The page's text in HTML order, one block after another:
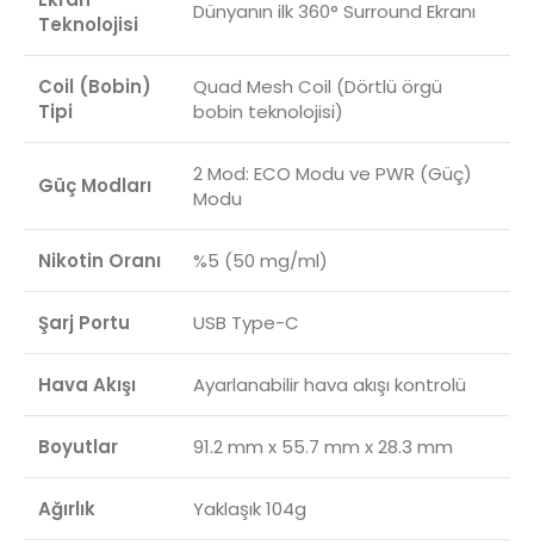
Teknolojisi
Dünyanın ilk 360° Surround Ekranı
Coil (Bobin)
Tipi
Quad Mesh Coil (Dörtlü örgü
bobin teknolojisi)
Güç Modları
2 Mod: ECO Modu ve PWR (Güç)
Modu
Nikotin Oranı %5 (50 mg/ml)
Şarj Portu USB Type-C
Hava Akışı Ayarlanabilir hava akışı kontrolü
Boyutlar 91.2 mm x 55.7 mm x 28.3 mm
Ağırlık Yaklaşık 104g